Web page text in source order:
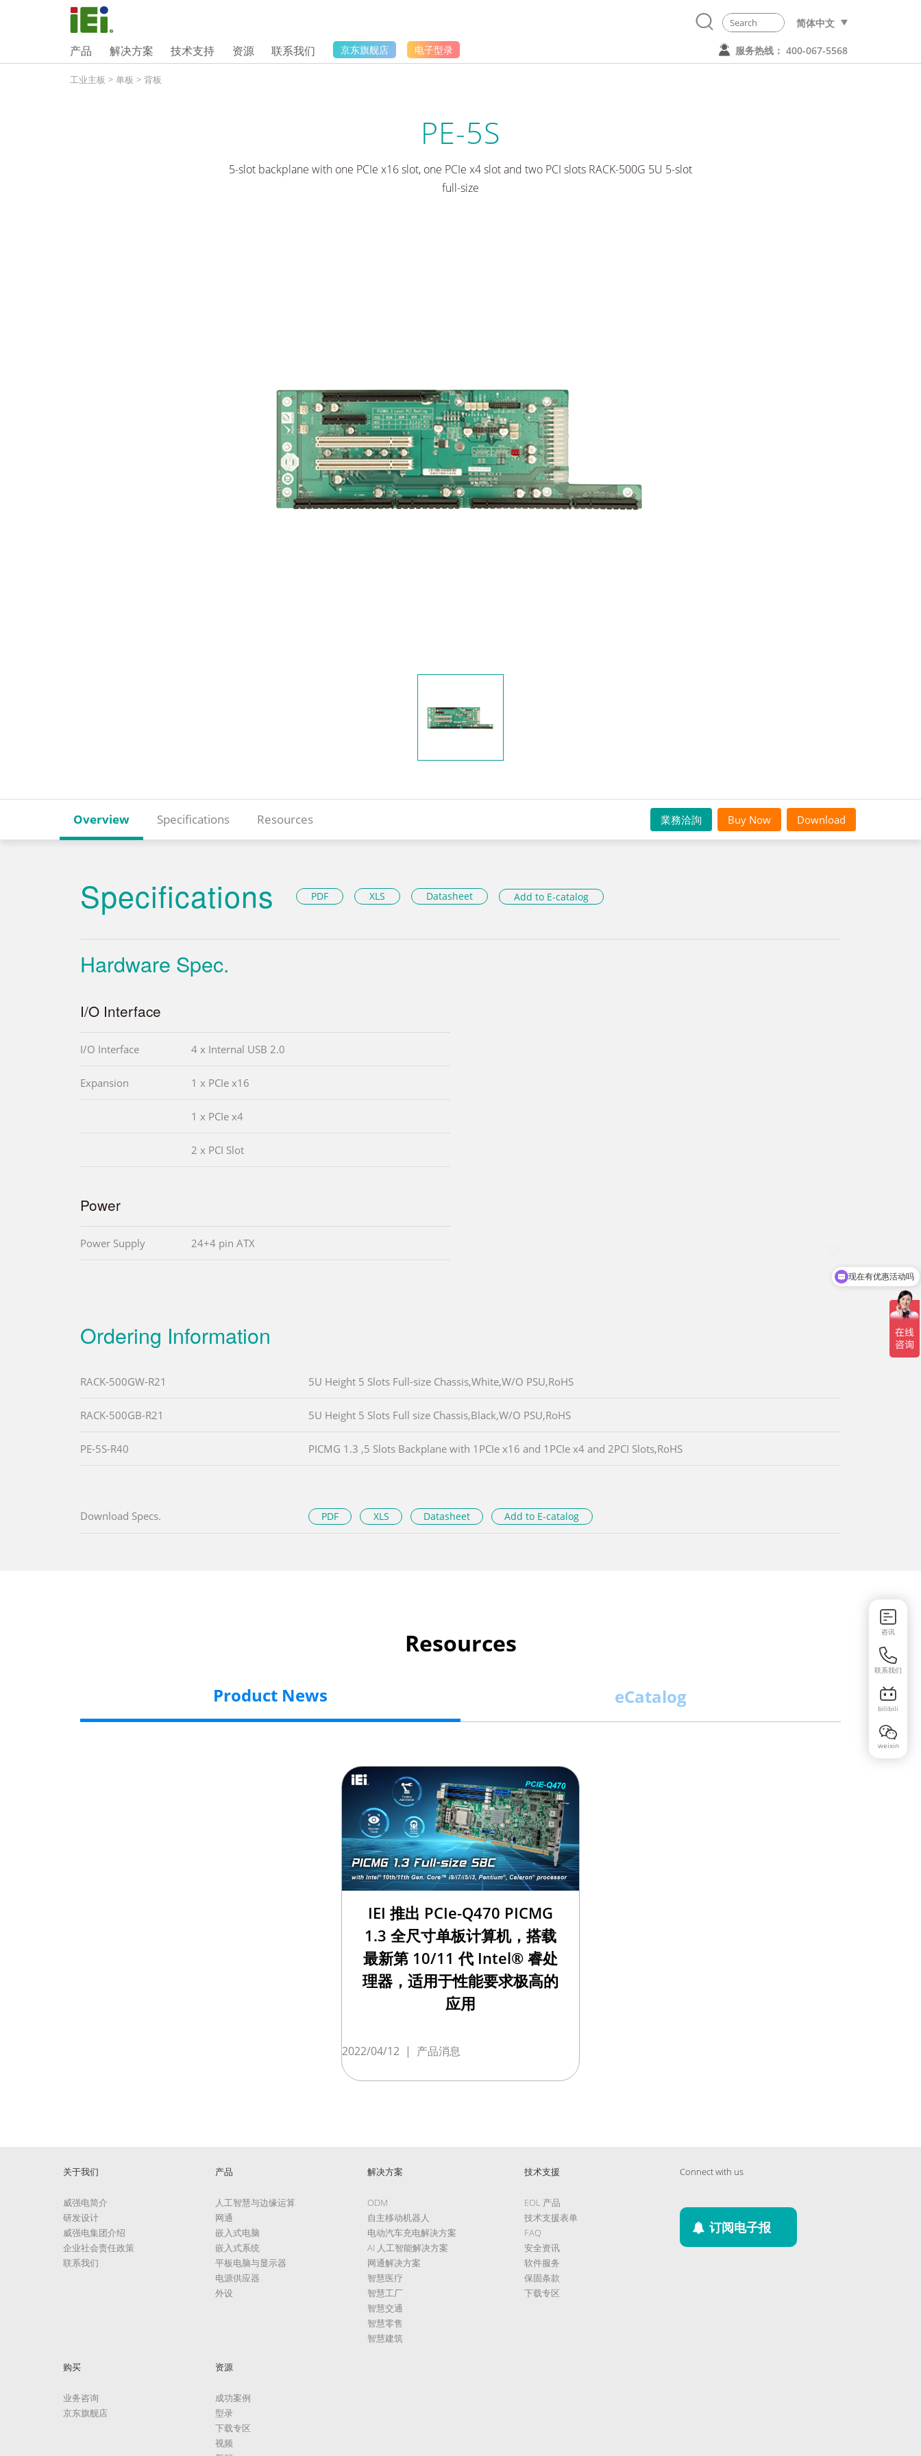
简体中文
产品 解决方案 技术支持 资源 联系我们 京东旗舰店 电子型录 服务热线： 400-067-5568
工业主板 > 单板 > 背板
PE-5S
5-slot backplane with one PCIe x16 slot, one PCIe x4 slot and two PCI slots RACK-500G 5U 5-slot
full-size
Overview Specifications Resources 業務洽詢 Buy Now Download
Specifications PDF XLS Datasheet Add to E-catalog
Hardware Spec.
I/O Interface
I/O Interface 4 x Internal USB 2.0
Expansion 1 x PCIe x16
1 x PCIe x4
2 x PCI Slot
Power
Power Supply 24+4 pin ATX
Ordering Information
RACK-500GW-R21 5U Height 5 Slots Full-size Chassis,White,W/O PSU,RoHS
RACK-500GB-R21 5U Height 5 Slots Full size Chassis,Black,W/O PSU,RoHS
PE-5S-R40 PICMG 1.3 ,5 Slots Backplane with 1PCIe x16 and 1PCIe x4 and 2PCI Slots,RoHS
Download Specs. PDF XLS Datasheet Add to E-catalog
Resources
Product News eCatalog
IEI 推出 PCIe-Q470 PICMG
1.3 全尺寸单板计算机，搭载
最新第 10/11 代 Intel® 睿处
理器，适用于性能要求极高的
应用
2022/04/12 | 产品消息
关于我们
威强电简介
研发设计
威强电集团介绍
企业社会责任政策
联系我们
产品
人工智慧与边缘运算
网通
嵌入式电脑
嵌入式系统
平板电脑与显示器
电源供应器
外设
解决方案
ODM
自主移动机器人
电动汽车充电解决方案
AI 人工智能解决方案
网通解决方案
智慧医疗
智慧工厂
智慧交通
智慧零售
智慧建筑
技术支援
EOL 产品
技术支援表单
FAQ
安全资讯
软件服务
保固条款
下载专区
购买
业务咨询
京东旗舰店
资源
成功案例
型录
下载专区
视频
Connect with us
订阅电子报
咨讯
联系我们
bilibili
weixin
现在有优惠活动吗